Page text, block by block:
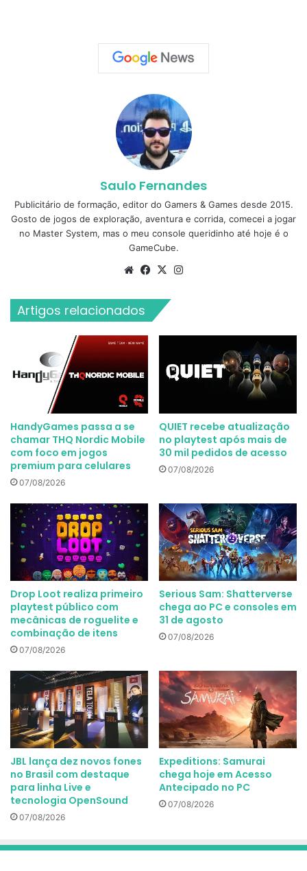
Saulo Fernandes
Publicitário de formação, editor do Gamers & Games desde 2015.
Gosto de jogos de exploração, aventura e corrida, comecei a jogar
no Master System, mas o meu console queridinho até hoje é o
GameCube.
WebsiteFacebook
X
Artigos relacionados
HandyGames passa a se
chamar THQ Nordic Mobile
com foco em jogos
premium para celulares
07/08/2026
QUIET recebe atualização
no playtest após mais de
30 mil pedidos de acesso
07/08/2026
Drop Loot realiza primeiro
playtest público com
mecânicas de roguelite e
combinação de itens
07/08/2026
Serious Sam: Shatterverse
chega ao PC e consoles em
31 de agosto
07/08/2026
JBL lança dez novos fones
no Brasil com destaque
para linha Live e
tecnologia OpenSound
07/08/2026
Expeditions: Samurai
chega hoje em Acesso
Antecipado no PC
07/08/2026